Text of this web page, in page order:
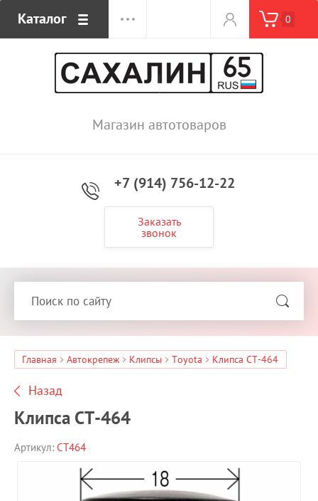
Каталог 0
Магазин автотоваров
+7 (914) 756-12-22
Заказать
звонок
Главная Автокрепеж Клипсы Toyota Клипса CT-464
Назад
Клипса CT-464
Артикул: CT464